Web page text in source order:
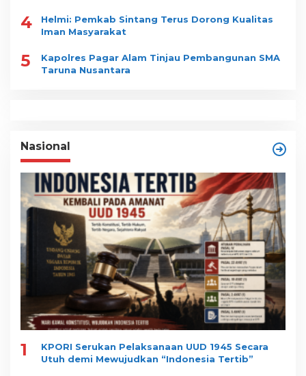
4
Helmi: Pemkab Sintang Terus Dorong Kualitas
Iman Masyarakat
5
Kapolres Pagar Alam Tinjau Pembangunan SMA
Taruna Nusantara
Nasional
1
KPORI Serukan Pelaksanaan UUD 1945 Secara
Utuh demi Mewujudkan “Indonesia Tertib”